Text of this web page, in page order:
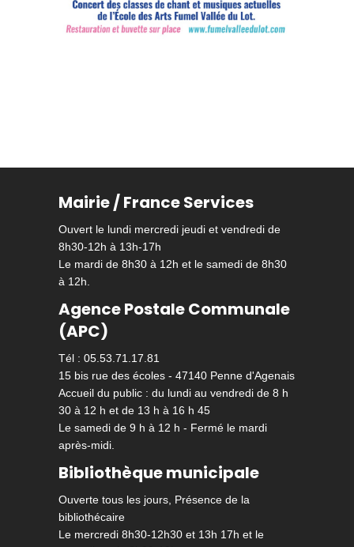
Mairie / France Services
Ouvert le lundi mercredi jeudi et vendredi de
8h30-12h à 13h-17h
Le mardi de 8h30 à 12h et le samedi de 8h30
à 12h.
Agence Postale Communale
(APC)
Tél : 05.53.71.17.81
15 bis rue des écoles - 47140 Penne d'Agenais
Accueil du public : du lundi au vendredi de 8 h
30 à 12 h et de 13 h à 16 h 45
Le samedi de 9 h à 12 h - Fermé le mardi
après-midi.
Bibliothèque municipale
Ouverte tous les jours, Présence de la
bibliothécaire
Le mercredi 8h30-12h30 et 13h 17h et le